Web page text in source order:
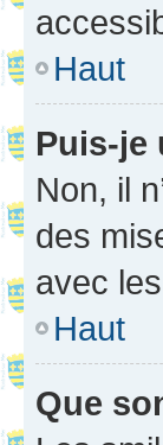
Haut
Puis-je
Non, il
des
avec
Haut
Que